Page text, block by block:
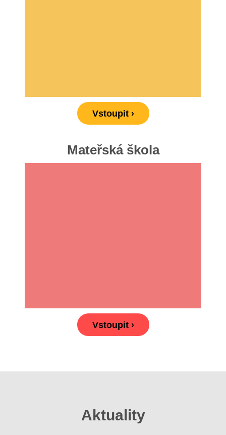
Vstoupit ›
Mateřská škola
Vstoupit ›
Aktuality